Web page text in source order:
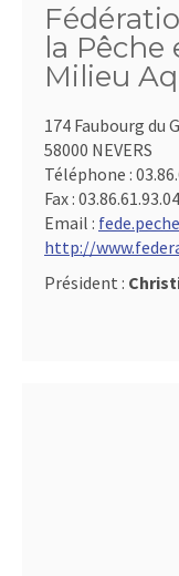
la
Milieu
174 Faubourg du
58000 NEVERS
Téléphone :
Fax : 03.86.61.93.04
Email :
http://
Président :